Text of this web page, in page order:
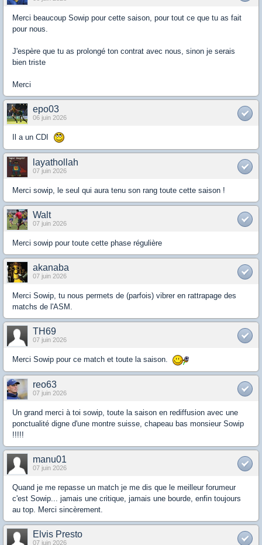
Merci beaucoup Sowip pour cette saison, pour tout ce que tu as fait
pour nous.
J'espère que tu as prolongé ton contrat avec nous, sinon je serais
bien triste
Merci
epo03
06 juin 2026
Il a un CDI
layathollah
07 juin 2026
Merci sowip, le seul qui aura tenu son rang toute cette saison !
Walt
07 juin 2026
Merci sowip pour toute cette phase régulière
akanaba
07 juin 2026
Merci Sowip, tu nous permets de (parfois) vibrer en rattrapage des
matchs de l'ASM.
TH69
07 juin 2026
Merci Sowip pour ce match et toute la saison.
reo63
07 juin 2026
Un grand merci à toi sowip, toute la saison en rediffusion avec une
ponctualité digne d'une montre suisse, chapeau bas monsieur Sowip
!!!!!
manu01
07 juin 2026
Quand je me repasse un match je me dis que le meilleur forumeur
c'est Sowip... jamais une critique, jamais une bourde, enfin toujours
au top. Merci sincèrement.
Elvis Presto
07 juin 2026